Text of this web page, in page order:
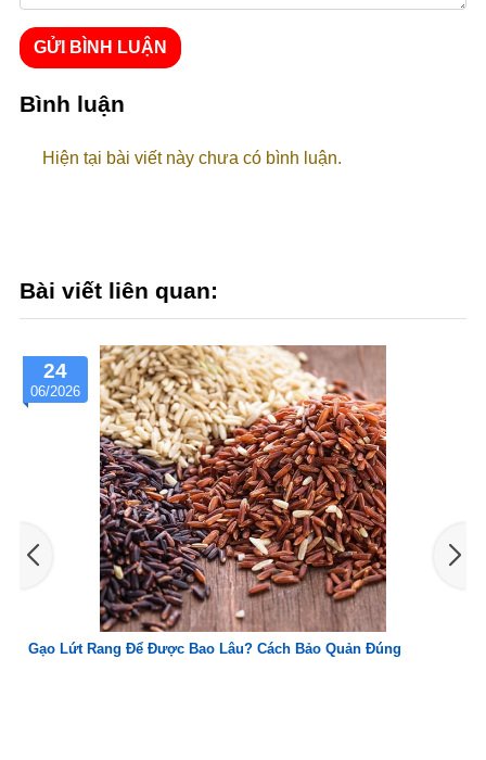
GỬI BÌNH LUẬN
Bình luận
Hiện tại bài viết này chưa có bình luận.
Bài viết liên quan:
24
06/2026
Gạo Lứt Rang Để Được Bao Lâu? Cách Bảo Quản Đúng